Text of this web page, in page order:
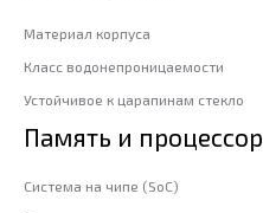
Материал корпуса
Класс водонепроницаемости
Устойчивое к царапинам стекло
Память и процессор
Система на чипе (SoC)